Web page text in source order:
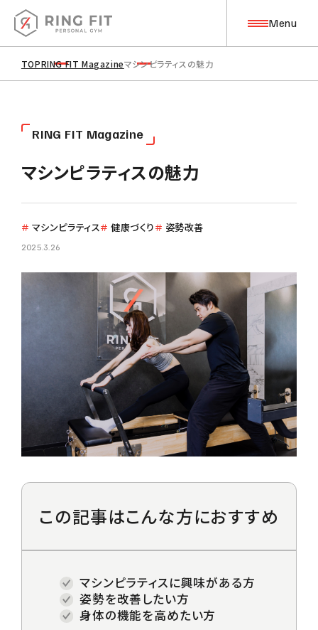
Menu
Top Page
About
トレーニングについて
筋力トレーニング
ピラティス
目標管理・食事管理
アフターサポート
入会の流れ / FAQ
TOPRING FIT Magazineマシンピラティスの魅力
RING FIT Magazine
マシンピラティスの魅力
＃ マシンピラティス＃ 健康づくり＃ 姿勢改善
2025.3.26
この記事はこんな方におすすめ
マシンピラティスに興味がある方
姿勢を改善したい方
身体の機能を高めたい方